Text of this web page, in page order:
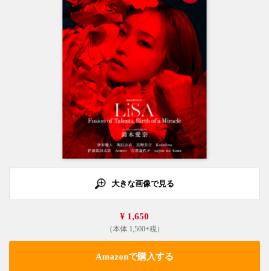
大きな画像で見る
¥ 1,650
（本体 1,500+税）
Amazonで購入する